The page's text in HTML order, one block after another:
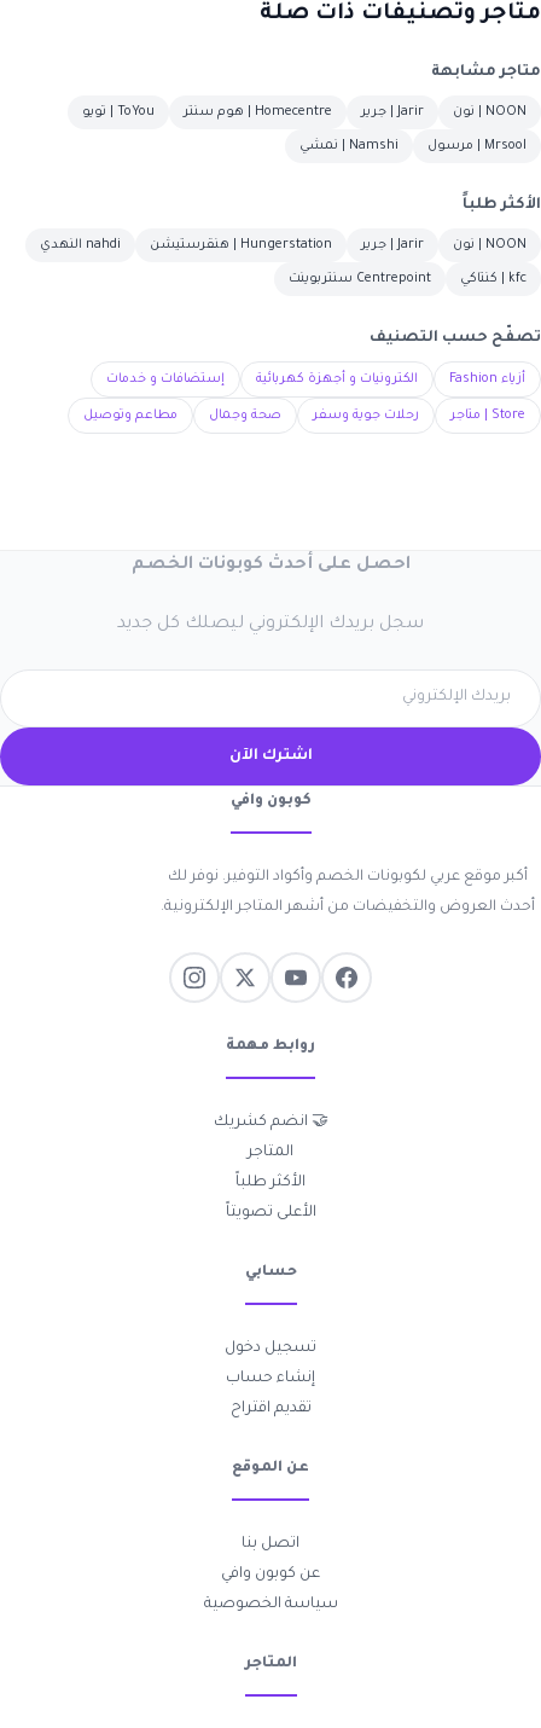
متاجر وتصنيفات ذات صلة
متاجر مشابهة
NOON | نون Jarir | جرير Homecentre | هوم سنتر ToYou | تويو
Mrsool | مرسول Namshi | نمشي
الأكثر طلباً
NOON | نون Jarir | جرير Hungerstation | هنقرستيشن nahdi النهدي
kfc | كنتاكي Centrepoint سنتربوينت
تصفّح حسب التصنيف
أزياء Fashion الكترونيات و أجهزة كهربائية إستضافات و خدمات
Store | متاجر رحلات جوية وسفر صحة وجمال مطاعم وتوصيل
احصل على أحدث كوبونات الخصم
سجل بريدك الإلكتروني ليصلك كل جديد
اشترك الآن
كوبون وافي
أكبر موقع عربي لكوبونات الخصم وأكواد التوفير. نوفر لك
أحدث العروض والتخفيضات من أشهر المتاجر الإلكترونية.
روابط مهمة
🤝 انضم كشريك
المتاجر
الأكثر طلباً
الأعلى تصويتاً
حسابي
تسجيل دخول
إنشاء حساب
تقديم اقتراح
عن الموقع
اتصل بنا
عن كوبون وافي
سياسة الخصوصية
المتاجر